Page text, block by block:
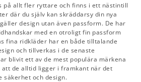
på allt fler ryttare och finns i ett nästintill
där du själv kan skräddarsy din nya
design utan även passform. De har
med en otroligt fin passform
fina ridkläder har en både tilltalande
och tillverkas i de senaste
blivit ett av de mest populära märkena
att de alltid ligger i framkant när det
säkerhet och design.